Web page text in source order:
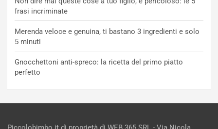
frasi incriminate
Merenda veloce e genuina, ti bastano 3 ingredienti e solo
5 minuti
Gnocchettoni anti-spreco: la ricetta del primo piatto
perfetto